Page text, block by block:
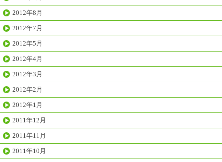
2012年8月
2012年7月
2012年5月
2012年4月
2012年3月
2012年2月
2012年1月
2011年12月
2011年11月
2011年10月